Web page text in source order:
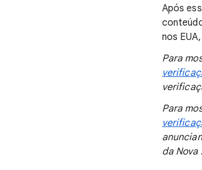
Após
nos
Para
Para
da Nova